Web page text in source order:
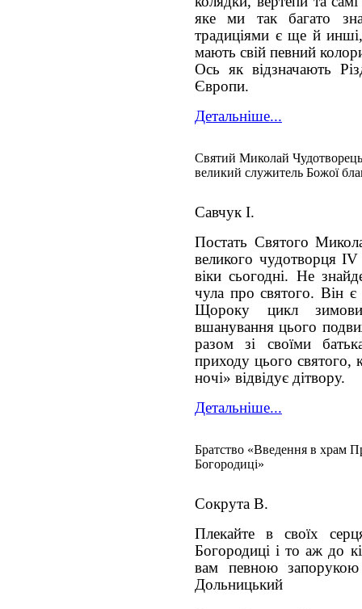
яке ми так багато
традиціями є ще й
мають свій певний
Ось як відзначають
Європи.
Детальніше...
Святий Миколай
великий служитель Божої
Савчук І.
Постать Святого
великого чудотворця
віки сьогодні. Не
чула про святого. Він
Щороку цикл
вшанування цього
разом зі своїми
приходу цього святого,
ночі» відвідує дітвору.
Детальніше...
Братство «Введення в храм
Богородиці»
Сокрута В.
Плекайте в своїх
Богородиці і то аж до
вам певною запорукою
Дольницький